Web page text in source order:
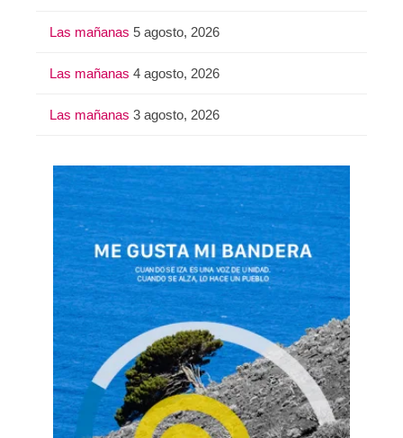
Las mañanas 5 agosto, 2026
Las mañanas 4 agosto, 2026
Las mañanas 3 agosto, 2026